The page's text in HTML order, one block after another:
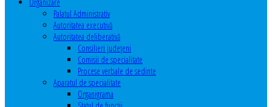
Palatul Administrativ
Autoritatea executivă
Autoritatea deliberativă
Consilieri judeţeni
Comisii de specialitate
Procese verbale de sedinte
Aparatul de specialitate
Organigrama